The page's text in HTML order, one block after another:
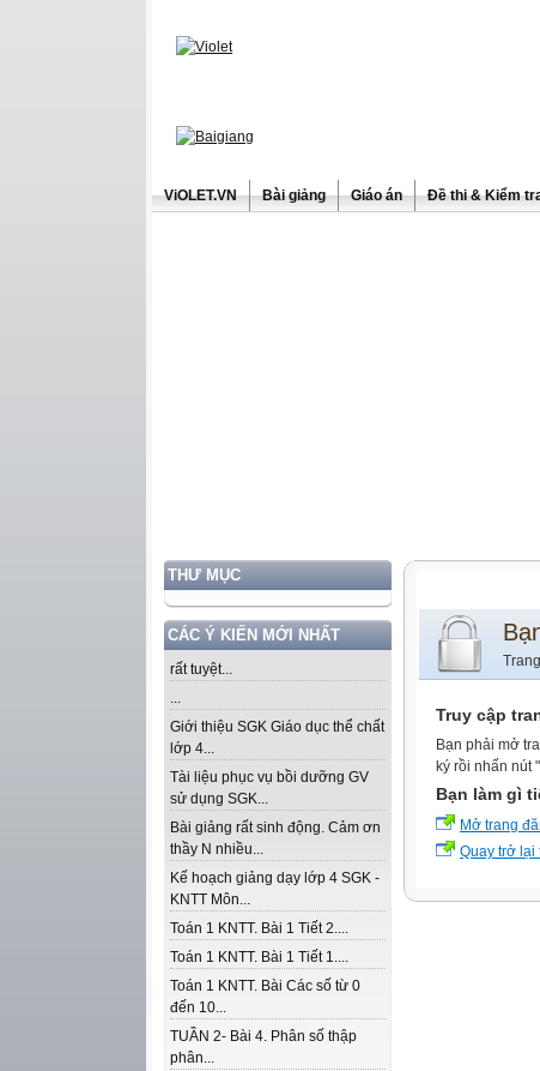
ViOLET.VN Bài giảng Giáo án Đề thi & Kiểm
THƯ MỤC
CÁC Ý KIẾN MỚI NHẤT
rất tuyệt...
...
Giới thiệu SGK Giáo dục thể chất
lớp 4...
Tài liệu phục vụ bồi dưỡng GV
sử dụng SGK...
Bài giảng rất sinh động. Cảm ơn
thầy N nhiều...
Kế hoạch giảng dạy lớp 4 SGK -
KNTT Môn...
Toán 1 KNTT. Bài 1 Tiết 2....
Toán 1 KNTT. Bài 1 Tiết 1....
Toán 1 KNTT. Bài Các số từ 0
đến 10...
TUẦN 2- Bài 4. Phân số thập
phân...
Truy cập
Bạn phải mở
ký rồi nhấn
Bạn làm gì
Mở trang
Quay trở lại